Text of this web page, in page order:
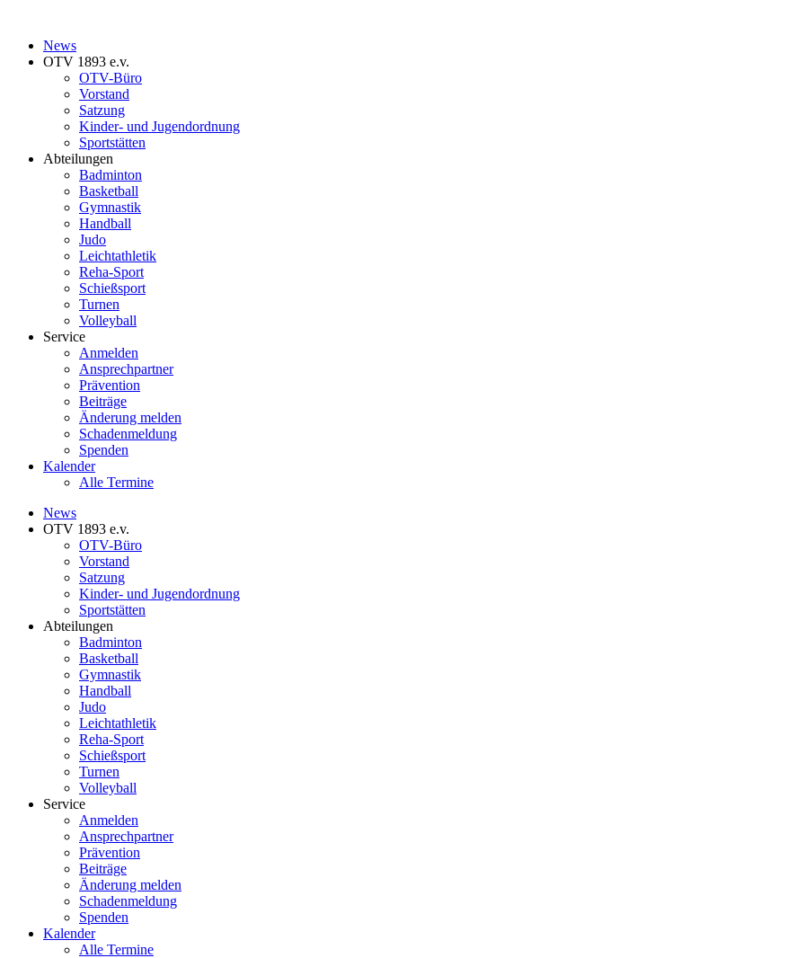
News
OTV 1893 e.v.
OTV-Büro
Vorstand
Satzung
Kinder- und Jugendordnung
Sportstätten
Abteilungen
Badminton
Basketball
Gymnastik
Handball
Judo
Leichtathletik
Reha-Sport
Schießsport
Turnen
Volleyball
Service
Anmelden
Ansprechpartner
Prävention
Beiträge
Änderung melden
Schadenmeldung
Spenden
Kalender
Alle Termine
News
OTV 1893 e.v.
OTV-Büro
Vorstand
Satzung
Kinder- und Jugendordnung
Sportstätten
Abteilungen
Badminton
Basketball
Gymnastik
Handball
Judo
Leichtathletik
Reha-Sport
Schießsport
Turnen
Volleyball
Service
Anmelden
Ansprechpartner
Prävention
Beiträge
Änderung melden
Schadenmeldung
Spenden
Kalender
Alle Termine